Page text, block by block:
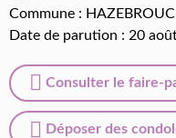
Commune :
Date de parution : 20
Consulter le faire-
Déposer des